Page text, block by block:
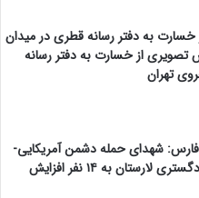
به دفتر رسانه قطری در میدان
تصویری از خسارت به دفتر رسانه
تهران
شهدای حمله دشمن آمریکایی-
صهیونیستی به دادگستری لارستان به ۱۴ نفر افزایش